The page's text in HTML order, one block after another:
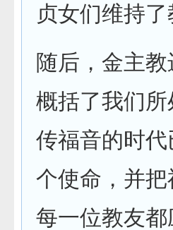
贞女们维持
随后，金主
概括了我们
传福音的时
个使命，并把
每一位教友都